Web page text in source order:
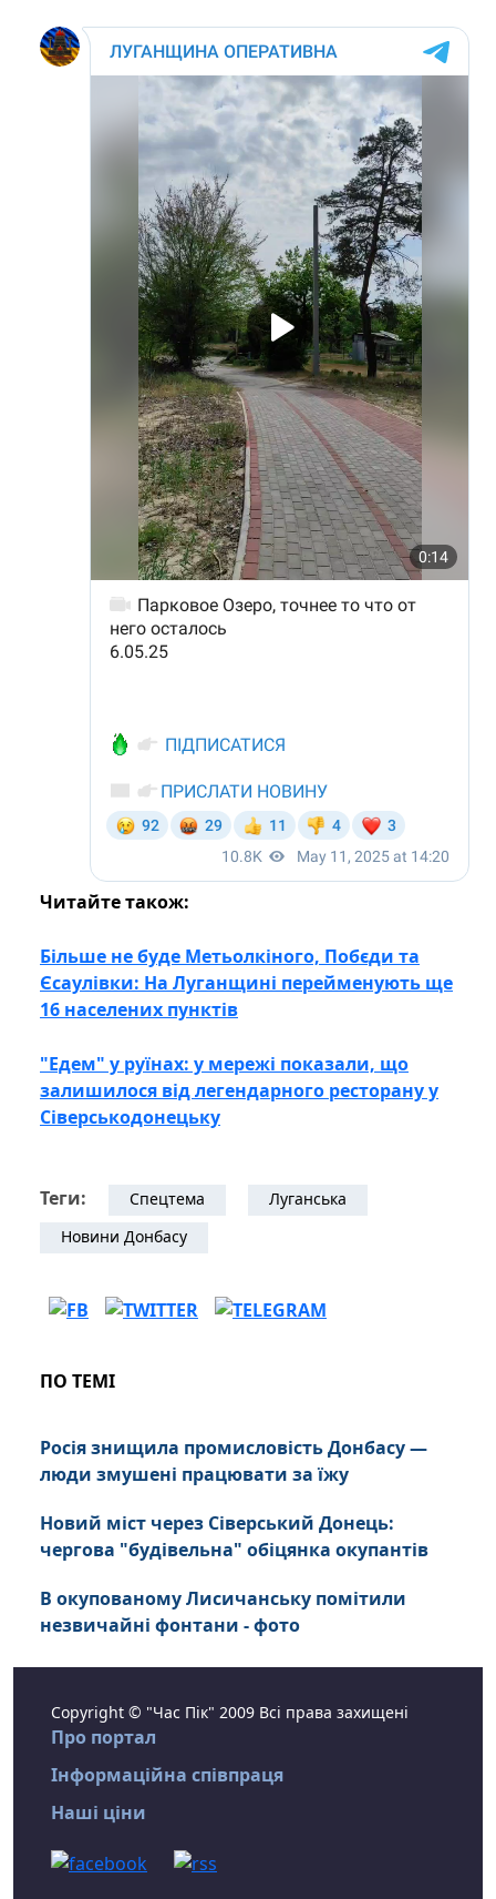
Читайте також:
Більше не буде Метьолкіного, Побєди та
Єсаулівки: На Луганщині перейменують ще
16 населених пунктів
"Едем" у руїнах: у мережі показали, що
залишилося від легендарного ресторану у
Сіверськодонецьку
Теги: Спецтема
Луганська
Новини Донбасу
ПО ТЕМІ
Росія знищила промисловість Донбасу —
люди змушені працювати за їжу
Новий міст через Сіверський Донець:
чергова "будівельна" обіцянка окупантів
В окупованому Лисичанську помітили
незвичайні фонтани - фото
Copyright © "Час Пік" 2009 Всі права захищені
Про портал
Інформаційна співпраця
Наші ціни